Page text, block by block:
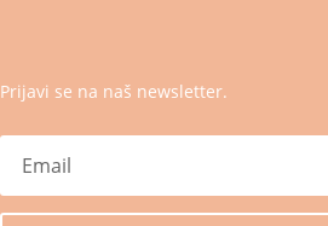
Prijavi se na naš newsletter.